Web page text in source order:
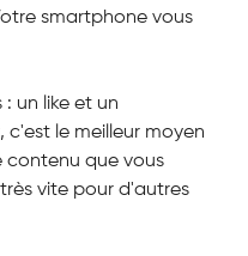
smartphone vous
: un like et un
c'est le meilleur moyen
contenu que vous
vite pour d'autres